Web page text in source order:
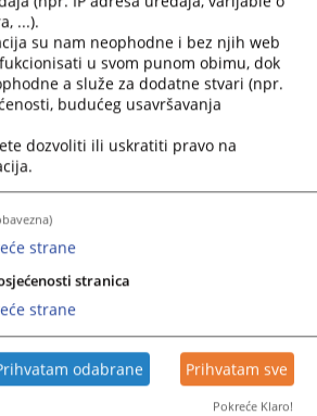
i Kantonalnog suda u Sarajevu
su izvještaji o radu sudskih
koje se provode s ciljem rješavanja
sastanak u Kantonalnom sudu u
sudu u Sarajevu
zajednički sastanak predsjednice
...).
su nam neophodne i bez njih web
u svom punom obimu, dok
a služe za dodatne stvari (npr.
budućeg usavršavanja
dozvoliti ili uskratiti pravo na
strane
stranica
strane
odabrane Prihvatam sve
Pokreće Klaro!